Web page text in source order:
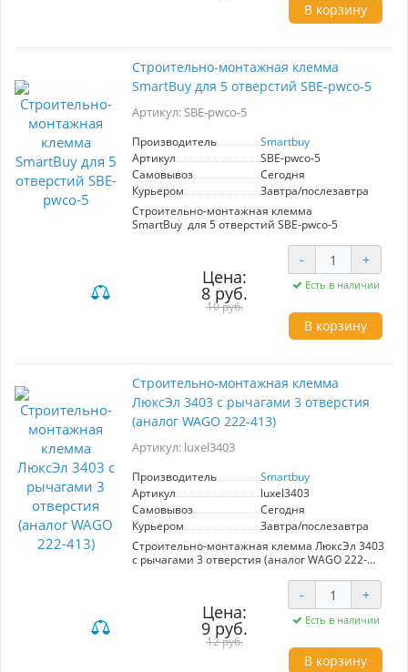
В корзину
Строительно-монтажная клемма
SmartBuy для 5 отверстий SBE-pwco-5
Артикул: SBE-pwco-5
Производитель
Smartbuy
Артикул
SBE-pwco-5
Самовывоз
Сегодня
Курьером
Завтра/послезавтра
Строительно-монтажная клемма
SmartBuy для 5 отверстий SBE-pwco-5
Цена:
8 руб.
10 руб.
- +
Есть в наличии
В корзину
Cтроительно-монтажная клемма
ЛюксЭл 3403 с рычагами 3 отверстия
(аналог WAGO 222-413)
Артикул: luxel3403
Производитель
Smartbuy
Артикул
luxel3403
Самовывоз
Сегодня
Курьером
Завтра/послезавтра
Cтроительно-монтажная клемма ЛюксЭл 3403
с рычагами 3 отверстия (аналог WAGO 222-
Цена:
9 руб.
12 руб.
- +
Есть в наличии
В корзину